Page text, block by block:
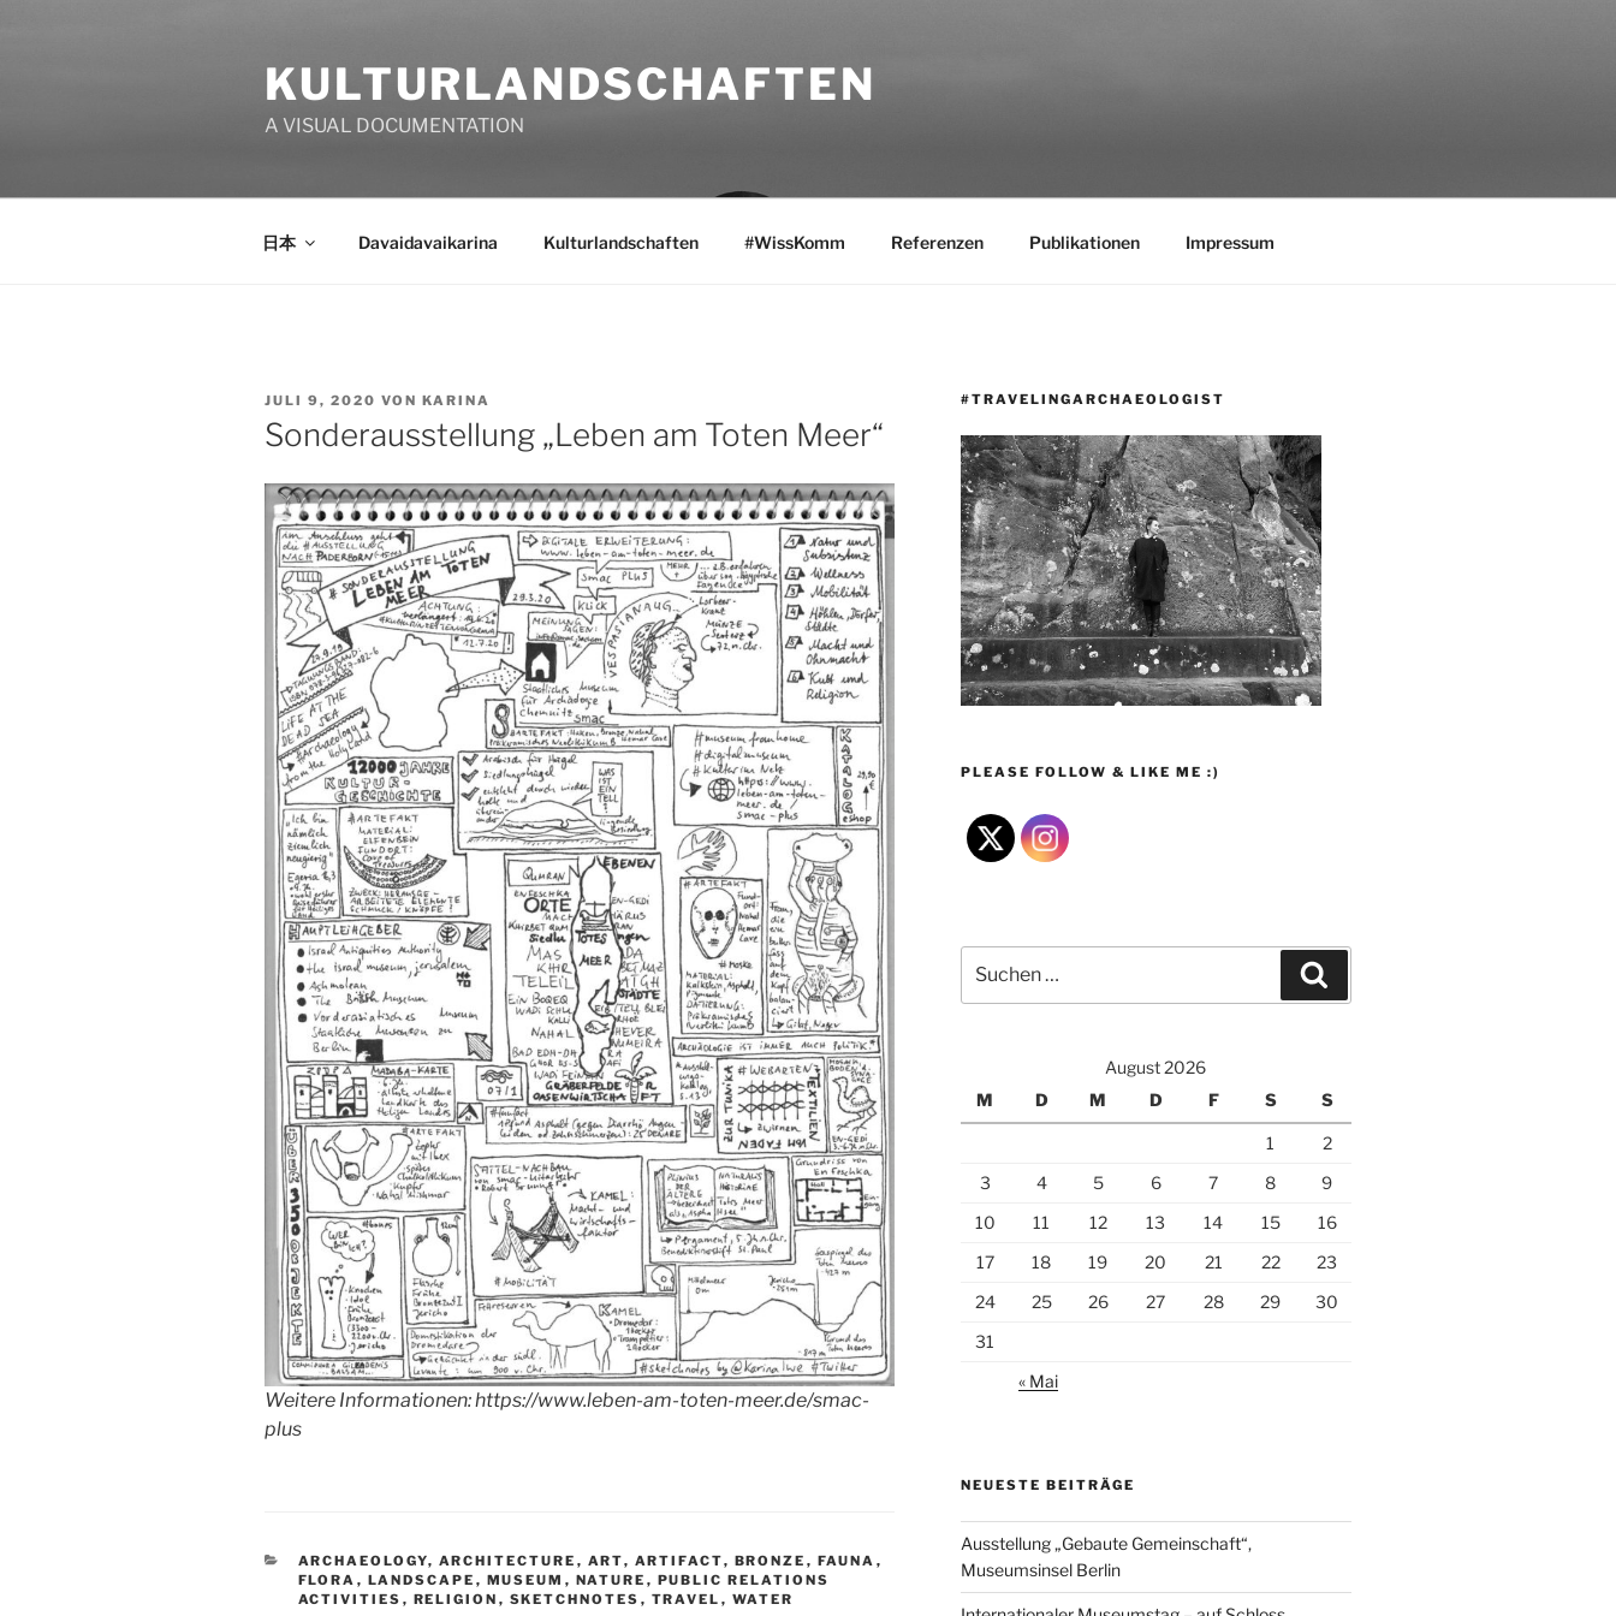
KULTURLANDSCHAFTEN
A VISUAL DOCUMENTATION
日本 Davaidavaikarina Kulturlandschaften #WissKomm Referenzen Publikationen Impressum
VERÖFFENTLICHT
AM
JULI 9, 2020 VON KARINA
Sonderausstellung „Leben am Toten Meer“
Weitere Informationen: https://www.leben-am-toten-meer.de/smac-
plus
KATEGORIEN
ARCHAEOLOGY, ARCHITECTURE , ART, ARTIFACT, BRONZE , FAUNA ,
FLORA , LANDSCAPE , MUSEUM , NATURE , PUBLIC RELATIONS
ACTIVITIES , RELIGION , SKETCHNOTES , TRAVEL , WATER
#TRAVELINGARCHAEOLOGIST
PLEASE FOLLOW & LIKE ME :)
nach:
August 2026
M
D M D F S S
1
2
3
4 5 6 7 8
9
10
11 12 13 14 15
16
17
18 19 20 21 22
23
24
25 26 27 28 29
30
31
« Mai
NEUESTE BEITRÄGE
Ausstellung „Gebaute Gemeinschaft“,
Museumsinsel Berlin